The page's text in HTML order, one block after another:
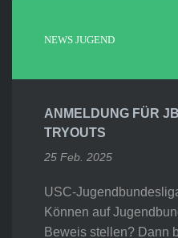
NEWS JUGEND
ANMELDUNG FÜR
TRYOUTS
25 Feb. 2025
USC-
Können auf
Beweis stellen? Dann